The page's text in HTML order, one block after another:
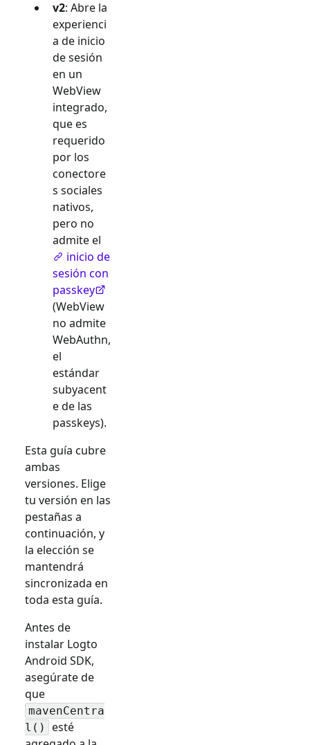
v2: Abre la
experienci
a de inicio
de sesión
en un
WebView
integrado,
que es
requerido
por los
conectore
s sociales
nativos,
pero no
admite el
inicio de
sesión con
passkey
(WebView
no admite
WebAuthn,
el
estándar
subyacent
e de las
passkeys).
Esta guía cubre
ambas
versiones. Elige
tu versión en las
pestañas a
continuación, y
la elección se
mantendrá
sincronizada en
toda esta guía.
Antes de
instalar Logto
Android SDK,
asegúrate de
que
mavenCentra
l()
esté